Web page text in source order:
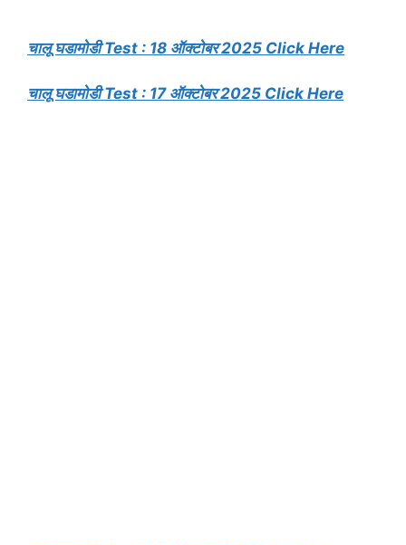
चालू घडामोडी Test : 18 ऑक्टोबर 2025 Click Here
चालू घडामोडी Test : 17 ऑक्टोबर 2025 Click Here